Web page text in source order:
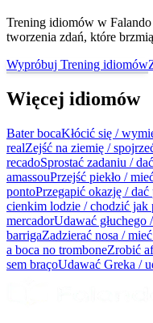
Trening idiomów w
tworzenia zdań, które
Wypróbuj Trening idiomów
Więcej idiomów
Bater bocaKłócić się /
realZejść na ziemię /
recadoSprostać zadaniu /
amassouPrzejść piekło /
pontoPrzegapić okazję / dać
cienkim lodzie / chodzić jak
mercadorUdawać głuchego
barrigaZadzierać nosa /
a boca no tromboneZrobić
sem braçoUdawać Greka /